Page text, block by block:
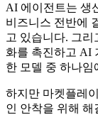
AI 에이전트는 생
비즈니스 전반에
고 있습니다. 그리
화를 촉진하고 AI
한 모델 중 하나임
하지만 마켓플레
인 안착을 위해 해